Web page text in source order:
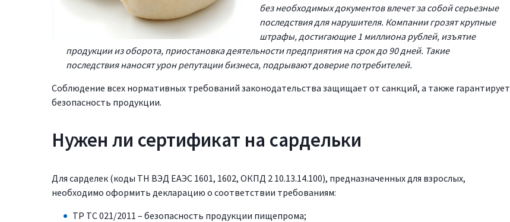
без необходимых документов влечет за собой серьезные
последствия для нарушителя. Компании грозят крупные
штрафы, достигающие 1 миллиона рублей, изъятие
продукции из оборота, приостановка деятельности предприятия на срок до 90 дней. Такие
последствия наносят урон репутации бизнеса, подрывают доверие потребителей.
Соблюдение всех нормативных требований законодательства защищает от санкций, а также гарантирует
безопасность продукции.
Нужен ли сертификат на сардельки
Для сарделек (коды ТН ВЭД ЕАЭС 1601, 1602, ОКПД 2 10.13.14.100), предназначенных для взрослых,
необходимо оформить декларацию о соответствии требованиям:
ТР ТС 021/2011 – безопасность продукции пищепрома;